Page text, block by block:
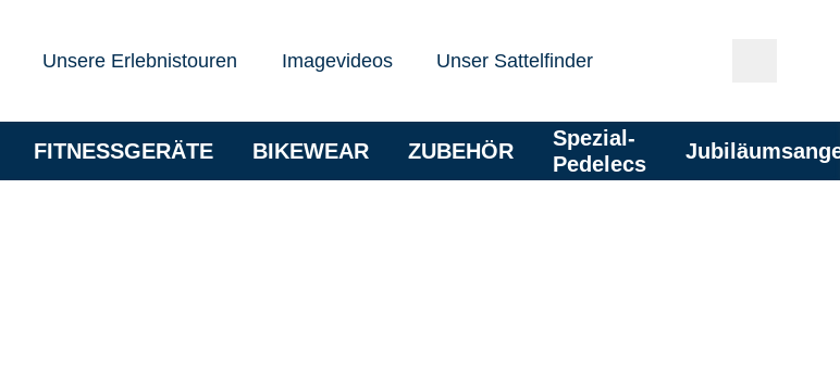
Unsere Erlebnistouren Imagevideos Unser Sattelfinder
FITNESSGERÄTE BIKEWEAR ZUBEHÖR
Spezial-
Pedelecs